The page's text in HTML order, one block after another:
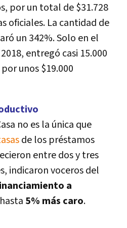
por un total de $31.728
oficiales. La cantidad de
un 342%. Solo en el
entregó casi 15.000
unos $19.000
no es la única que
de los préstamos
entre dos y tres
indicaron voceros del
a
5% más caro.